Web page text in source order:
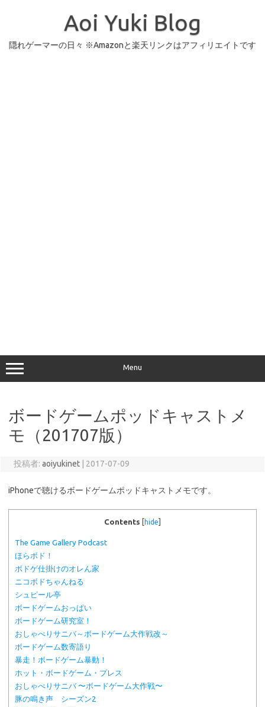
Aoi Yuki Blog
隠れゲーマーの日々 ※Amazonと楽天リンクはアフィリエイトです
Menu
ボードゲームポッドキャストメ
モ（201707版）
投稿者: aoiyukinet 2017-07-09
iPhoneで聴けるボードゲームポッドキャストメモです。
Contents [ hide
The Game Gallery Podcast
ほらボド！
ボドゲ仕掛けのオレん家
ニコボドちゃんねる
シュピール亭
ボードゲームおっぱい
ボードゲーム研究室！
おしゃべりサニバ～ボードゲーム大作戦改～
ボードゲーム数寄語り
暴走！ボードゲーム暴動！
ホット・ボードゲーム・プレス
おしゃべりサニバ 〜ボードゲーム大作戦〜
豚の鳴き声 シーズン2